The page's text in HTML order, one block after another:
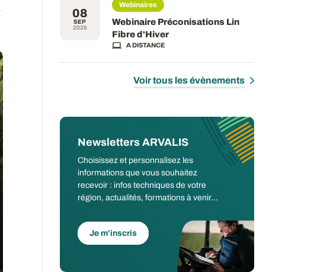
08
SEP
2026
Webinaires
Webinaire Préconisations Lin
Fibre d'Hiver
A DISTANCE
Voir tous les évènements
Newsletters ARVALIS
Choisissez et personnalisez les
informations que vous souhaitez
recevoir : infos techniques de votre
région, actualités, formations à venir...
Je m'inscris